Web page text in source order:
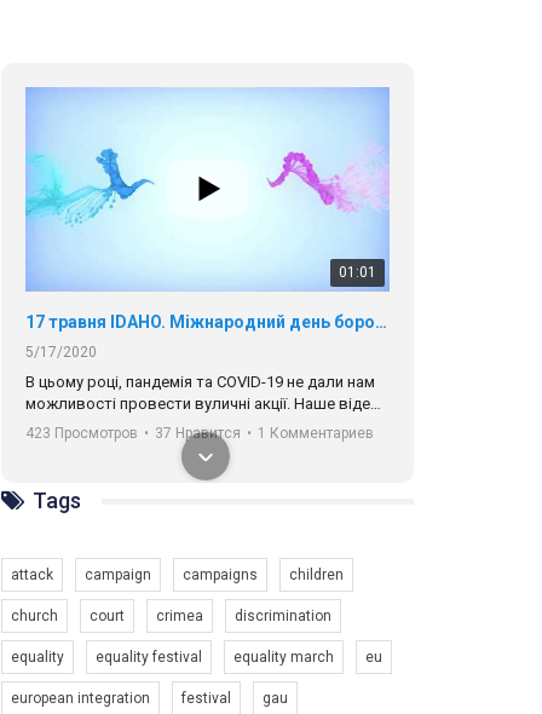
01:01
17 травня IDAHO. Міжнародний день боротьби з гомофобією трансфобією і біфобія.
5/17/2020
В цьому році, пандемія та COVІD-19 не дали нам
можливості провести вуличні акції. Наше відео-
звернення про те, що навіть коли ми у різних
містах та не можемо зустрінеться, ми разом. Ми
закликаємо всіх хто поділяє цінності рівності та
солідарності, приєднатися до нас. Регіональні
підрозділи ГАУ є в 16 областях України.
423 Просмотров • 37 Нравится • 1 Комментариев
Tags
attack campaign campaigns children
church court crimea discrimination
equality equality festival equality march eu
european integration festival gau